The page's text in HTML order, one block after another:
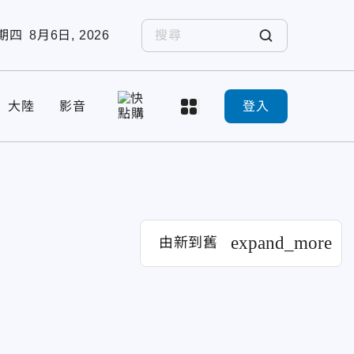
四 8月6日, 2026
大陸 影音 登入
由新到舊 expand_more